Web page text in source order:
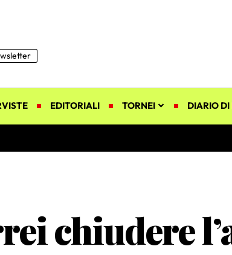
EDITORIALI TORNEI DIARIO
chiudere